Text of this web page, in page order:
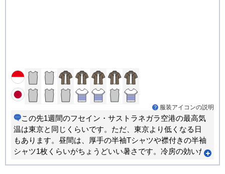
服装アイコンの説明
この先1週間のフセイン・サストラネガラ空港の最高気
温は東京と同じくらいです。ただ、東京より低くなる日
もあります。昼間は、厚手の半袖Tシャツや襟付きの半袖
シャツ1枚くらいがちょうどいい暑さです。冷房の効いた